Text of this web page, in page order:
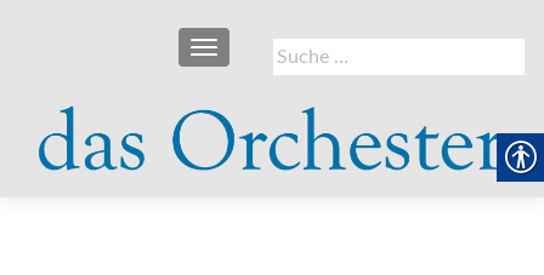
Suche
nach:
SCHALTE NAVIGATION